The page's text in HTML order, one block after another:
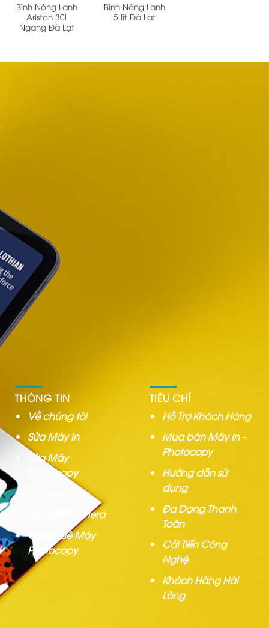
Bình Nóng Lạnh
Ariston 30l
Ngang Đà Lạt
Bình Nóng Lạnh
5 lít Đà Lạt
THÔNG TIN
Về chúng tôi
Sửa Máy In
Sửa Máy
Photocopy
Sửa Máy Tính
Lắp đặt Camera
Cho Thuê Máy
Photocopy
TIÊU CHÍ
Hỗ Trợ Khách Hàng
Mua bán Máy In -
Photocopy
Hướng dẫn sử
dụng
Đa Dạng Thanh
Toán
Cải Tiến Công
Nghệ
Khách Hàng Hài
Lòng